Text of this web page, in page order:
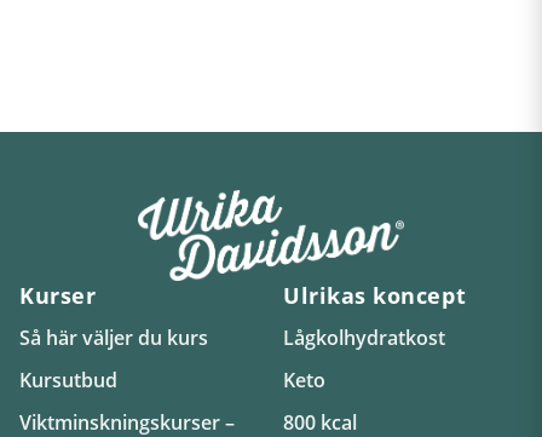
Kurser
Så här väljer du kurs
Kursutbud
Viktminskningskurser –
Ulrikas koncept
Lågkolhydratkost
Keto
800 kcal